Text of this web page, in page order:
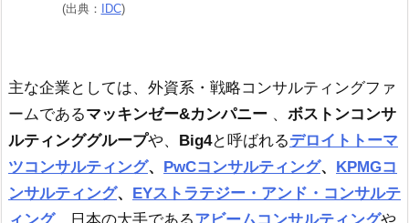
(出典： IDC)
主な企業としては、外資系・戦略コンサルティングファ
ームであるマッキンゼー&カンパニー 、 ボストンコンサ
ルティンググループや、 Big4と呼ばれるデロイトトーマ
ツコンサルティング、 PwCコンサルティング、 KPMGコ
ンサルティング、 EYストラテジー・アンド・コンサルテ
ィング、日本の大手であるアビームコンサルティングや